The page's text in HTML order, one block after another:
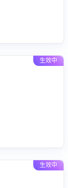
生效中
生效中